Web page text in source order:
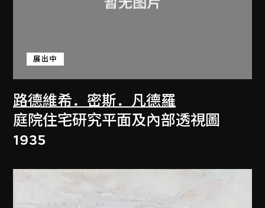
路德維希．密斯．凡德羅
展出中
庭院住宅研究平面及內部透視圖
1935